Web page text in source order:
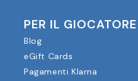
PER IL GIOCATORE
Blog
eGift Cards
Pagamenti Klarna